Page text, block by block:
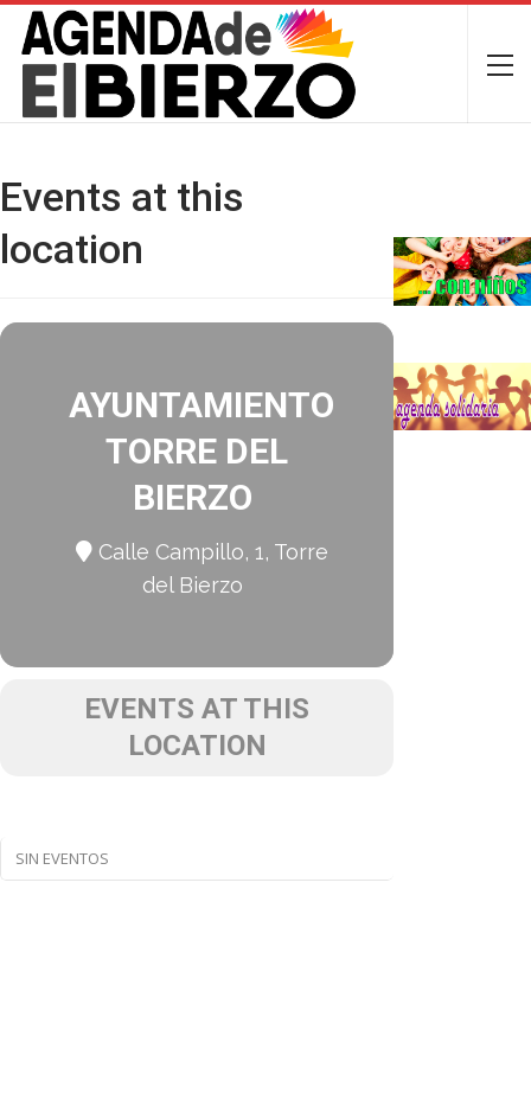
Events at this
location
AYUNTAMIENTO
TORRE DEL
BIERZO
Calle Campillo, 1, Torre
del Bierzo
EVENTS AT THIS
LOCATION
SIN EVENTOS